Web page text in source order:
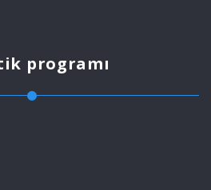
programı